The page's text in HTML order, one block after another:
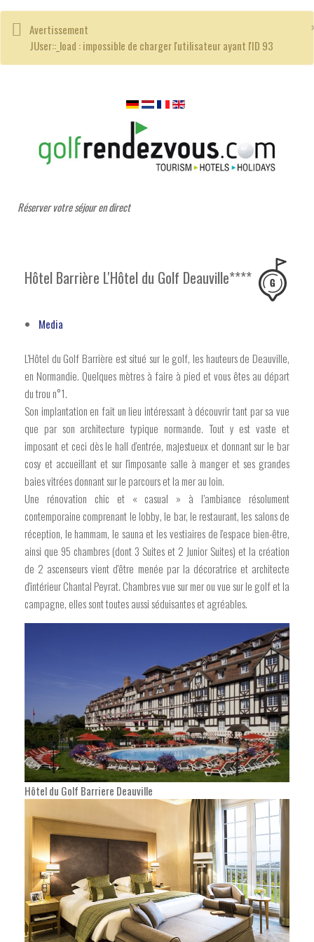
Avertissement
JUser::_load : impossible de charger l'utilisateur ayant l'ID 93
Réserver votre séjour en direct
Hôtel Barrière L'Hôtel du Golf Deauville****
Media
L'Hôtel du Golf Barrière est situé sur le golf, les hauteurs de Deauville,
en Normandie. Quelques mètres à faire à pied et vous êtes au départ
du trou n°1.
Son implantation en fait un lieu intéressant à découvrir tant par sa vue
que par son architecture typique normande. Tout y est vaste et
imposant et ceci dès le hall d'entrée, majestueux et donnant sur le bar
cosy et accueillant et sur l'imposante salle à manger et ses grandes
baies vitrées donnant sur le parcours et la mer au loin.
Une rénovation chic et « casual » à l’ambiance résolument
contemporaine comprenant le lobby, le bar, le restaurant, les salons de
réception, le hammam, le sauna et les vestiaires de l'espace bien-être,
ainsi que 95 chambres (dont 3 Suites et 2 Junior Suites) et la création
de 2 ascenseurs vient d'être menée par la décoratrice et architecte
d'intérieur Chantal Peyrat. Chambres vue sur mer ou vue sur le golf et la
campagne, elles sont toutes aussi séduisantes et agréables.
Hôtel du Golf Barriere Deauville